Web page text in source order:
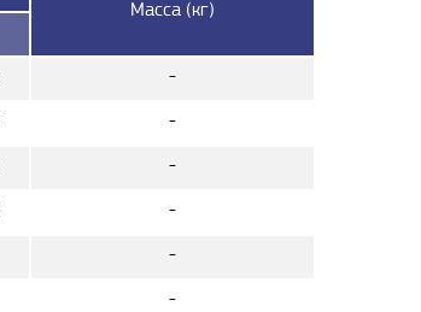
Масса (кг)
-
-
-
-
-
-